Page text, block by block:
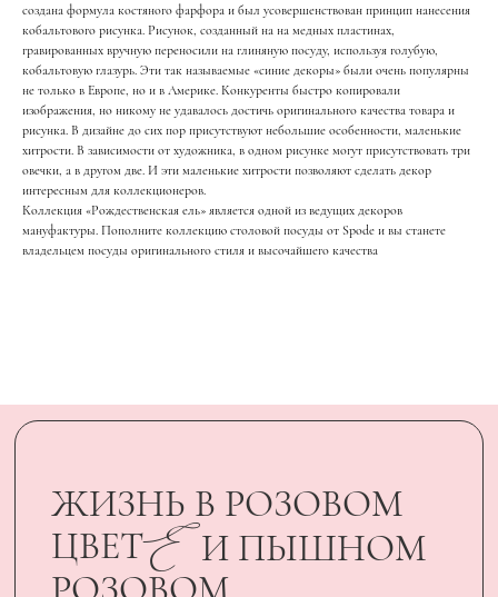
создана формула костяного фарфора и был усовершенствован принцип нанесения
кобальтового рисунка. Рисунок, созданный на на медных пластинах,
гравированных вручную переносили на глиняную посуду, используя голубую,
кобальтовую глазурь. Эти так называемые «синие декоры» были очень популярны
не только в Европе, но и в Америке. Конкуренты быстро копировали
изображения, но никому не удавалось достичь оригинального качества товара и
рисунка. В дизайне до сих пор присутствуют небольшие особенности, маленькие
хитрости. В зависимости от художника, в одном рисунке могут присутствовать три
овечки, а в другом две. И эти маленькие хитрости позволяют сделать декор
интересным для коллекционеров.
Коллекция «Рождественская ель» является одной из ведущих декоров
мануфактуры. Пополните коллекцию столовой посуды от Spode и вы станете
владельцем посуды оригинального стиля и высочайшего качества
ЖИЗНЬ В РОЗОВОМ
ЦВЕТ
ПОДАРИТЬ
И ПЫШНОМ
Е
РОЗОВОМ
ЦВЕТУ